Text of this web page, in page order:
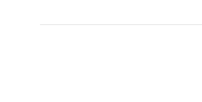
hay các món tráng miệng hấp dẫn khác.